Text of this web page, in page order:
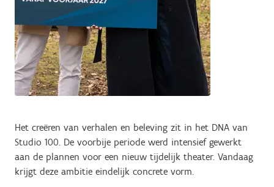
Het creëren van verhalen en beleving zit in het DNA van
Studio 100. De voorbije periode werd intensief gewerkt
aan de plannen voor een nieuw tijdelijk theater. Vandaag
krijgt deze ambitie eindelijk concrete vorm.